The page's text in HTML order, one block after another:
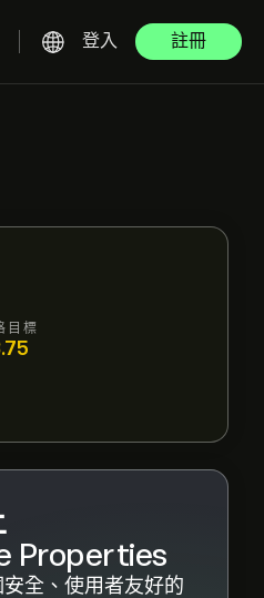
登入 註冊
目標
Properties
全、使用者友好的